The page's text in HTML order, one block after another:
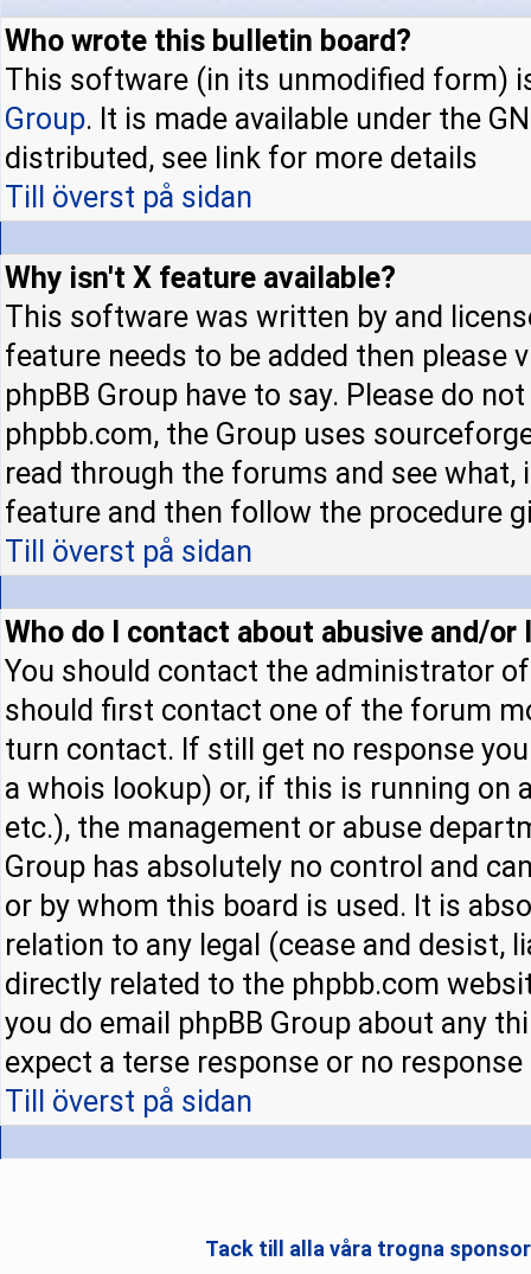
Who wrote this bulletin board?
This software (in its unmodified form)
Group. It is made available under the
distributed, see link for more details
Till överst på sidan
Why isn't X feature available?
This software was written by and
feature needs to be added then please
phpBB Group have to say. Please do
phpbb.com, the Group uses
read through the forums and see
feature and then follow the procedure
Till överst på sidan
Who do I contact about abusive and/
You should contact the administrator
should first contact one of the forum
turn contact. If still get no response
a whois lookup) or, if this is running on
etc.), the management or abuse
Group has absolutely no control and
or by whom this board is used. It is
relation to any legal (cease and desist,
directly related to the phpbb.com
you do email phpBB Group about any
expect a terse response or no response
Till överst på sidan
Tack till alla våra trogna